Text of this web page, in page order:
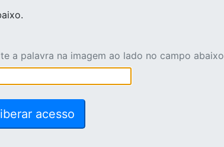
a palavra na imagem ao lado no campo abaixo